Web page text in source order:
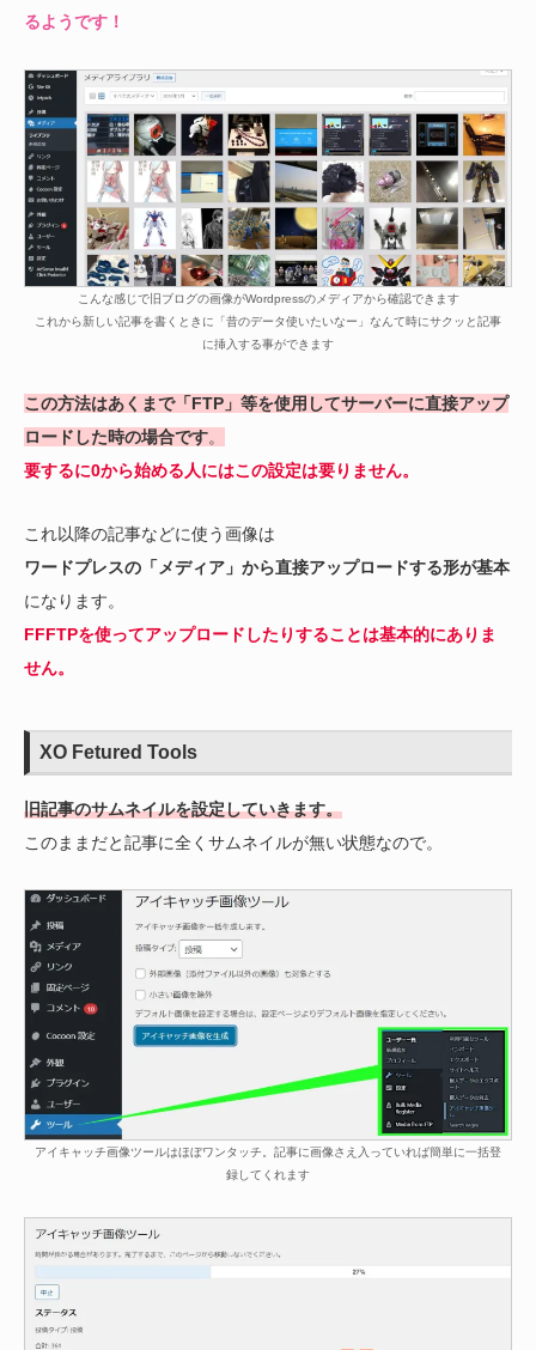
るようです！
こんな感じで旧ブログの画像がWordpressのメディアから確認できます
これから新しい記事を書くときに「昔のデータ使いたいなー」なんて時にサクッと記事
に挿入する事ができます
この方法はあくまで「FTP」等を使用してサーバーに直接アップ
ロードした時の場合です。
要するに0から始める人にはこの設定は要りません。
これ以降の記事などに使う画像は
ワードプレスの「メディア」から直接アップロードする形が基本
になります。
FFFTPを使ってアップロードしたりすることは基本的にありま
せん。
XO Fetured Tools
旧記事のサムネイルを設定していきます。
このままだと記事に全くサムネイルが無い状態なので。
アイキャッチ画像ツールはほぼワンタッチ。記事に画像さえ入っていれば簡単に一括登
録してくれます